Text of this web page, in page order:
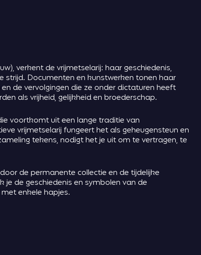
verkent de vrijmetselarij: haar geschiedenis,
strijd. Documenten en kunstwerken tonen haar
de vervolgingen die ze onder dictaturen heeft
als vrijheid, gelijkheid en broederschap.
voortkomt uit een lange traditie van
vrijmetselarij fungeert het als geheugensteun en
tekens, nodigt het je uit om te vertragen, te
de permanente collectie en de tijdelijke
je de geschiedenis en symbolen van de
enkele hapjes.